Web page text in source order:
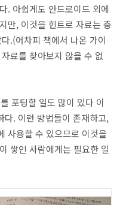
. 아쉽게도 안드로이드 외에
만, 이것을 힌트로 자료는 충
.(어차피 책에서 나온 가이
료를 찾아보지 않을 수 없
포팅할 일도 많이 있다 이
다. 이런 방법들이 존재하고,
사용할 수 있으므로 이것을
쌓인 사람에게는 필요한 일